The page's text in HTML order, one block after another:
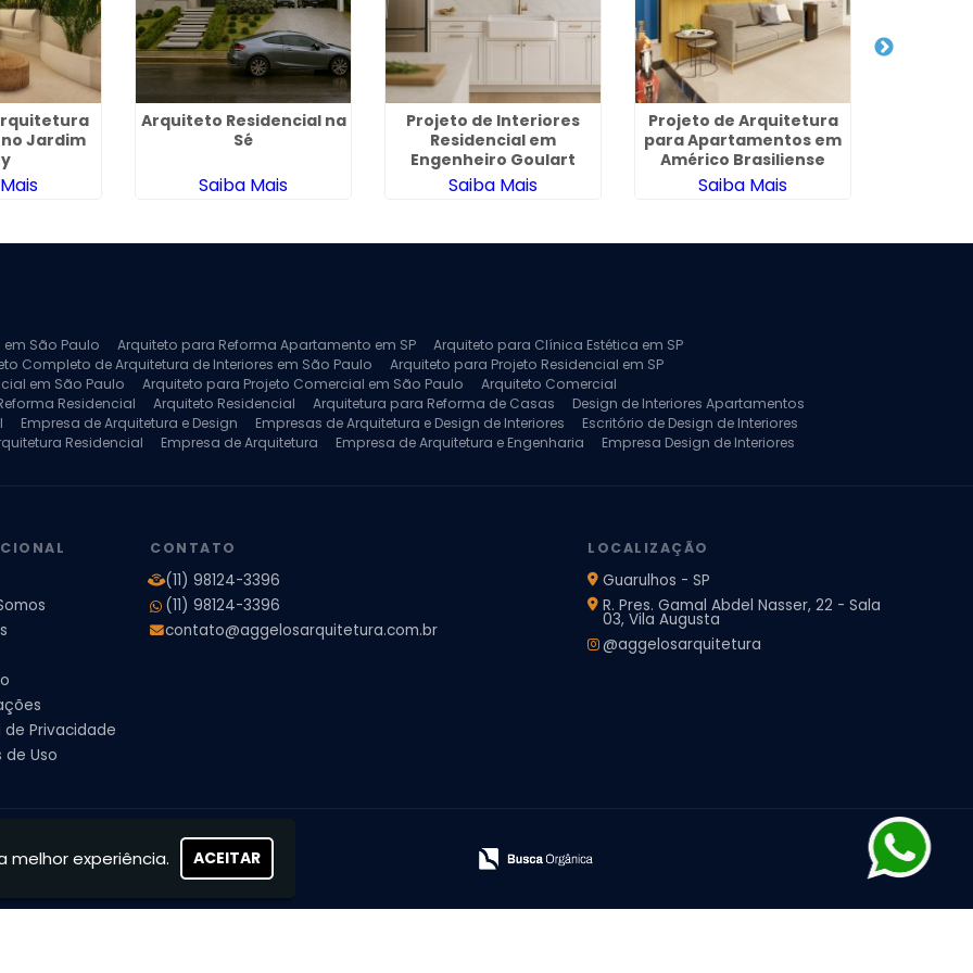
Jardim
Arquiteto Residencial na
Sé
Saiba Mais
Projeto de Interiores
Residencial em
Engenheiro Goulart
Saiba Mais
Projeto de Arquitetura
para Apartamentos em
Américo Brasiliense
Saiba Mais
em São Paulo Arquiteto para Reforma Apartamento em SP
Arquiteto para Clínica Estética em SP
Completo de Arquitetura de Interiores em São Paulo
Arquiteto para Projeto Residencial em SP
em São Paulo Arquiteto para Projeto Comercial em São Paulo
Arquiteto Comercial
Residencial Arquiteto Residencial Arquitetura para Reforma de Casas
Design de Interiores Apartamentos
Empresa de Arquitetura e Design Empresas de Arquitetura e Design de Interiores
Escritório de Design de Interiores
Residencial Empresa de Arquitetura Empresa de Arquitetura e Engenharia
Empresa Design de Interiores
de Privacidade
de Uso
CONTATO
(11) 98124-3396
(11) 98124-3396
contato@aggelosarquitetura.com.br
LOCALIZAÇÃO
Guarulhos - SP
R. Pres. Gamal Abdel Nasser, 22 - Sala
03, Vila Augusta
@aggelosarquitetura
melhor experiência. ACEITAR